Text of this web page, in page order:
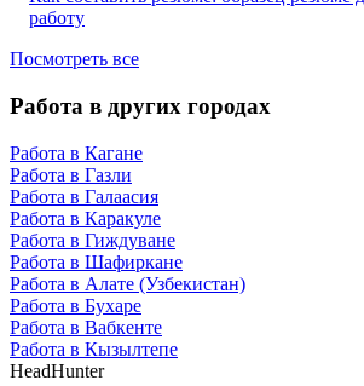
работу
Посмотреть все
Работа в других городах
Работа в Кагане
Работа в Газли
Работа в Галаасия
Работа в Каракуле
Работа в Гиждуване
Работа в Шафиркане
Работа в Алате (Узбекистан)
Работа в Бухаре
Работа в Вабкенте
Работа в Кызылтепе
HeadHunter